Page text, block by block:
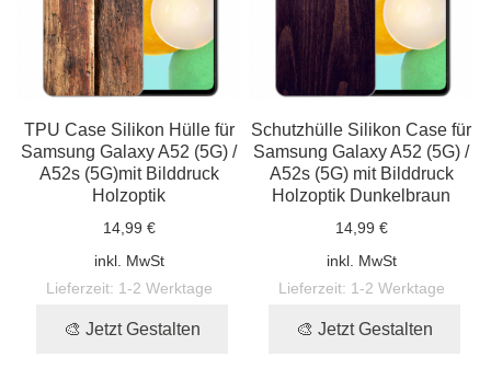
TPU Case Silikon Hülle für
Samsung Galaxy A52 (5G) /
A52s (5G)mit Bilddruck
Holzoptik
14,99 €
inkl. MwSt
Lieferzeit: 1-2 Werktage
🎨 Jetzt Gestalten
Schutzhülle Silikon Case für
Samsung Galaxy A52 (5G) /
A52s (5G) mit Bilddruck
Holzoptik Dunkelbraun
14,99 €
inkl. MwSt
Lieferzeit: 1-2 Werktage
🎨 Jetzt Gestalten